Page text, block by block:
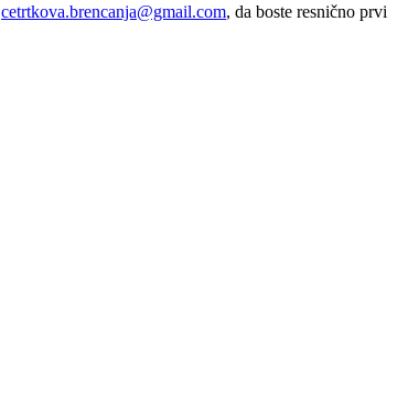
cetrtkova.brencanja@gmail.com, da boste resnično prvi